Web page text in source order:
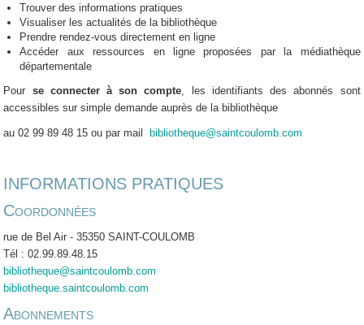
Trouver des informations pratiques
Visualiser les actualités de la bibliothèque
Prendre rendez-vous directement en ligne
Accéder aux ressources en ligne proposées par la médiathèque
départementale
Pour se connecter à son compte , les identifiants des abonnés sont
accessibles sur simple demande auprès de la bibliothèque
au 02 99 89 48 15 ou par mailbibliotheque@saintcoulomb.com
INFORMATIONS PRATIQUES
Coordonnées
rue de Bel Air - 35350 SAINT-COULOMB
Tél : 02.99.89.48.15
bibliotheque@saintcoulomb.com
bibliotheque.saintcoulomb.com
Abonnements